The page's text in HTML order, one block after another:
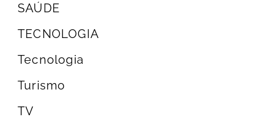
SAÚDE
TECNOLOGIA
Tecnologia
Turismo
TV